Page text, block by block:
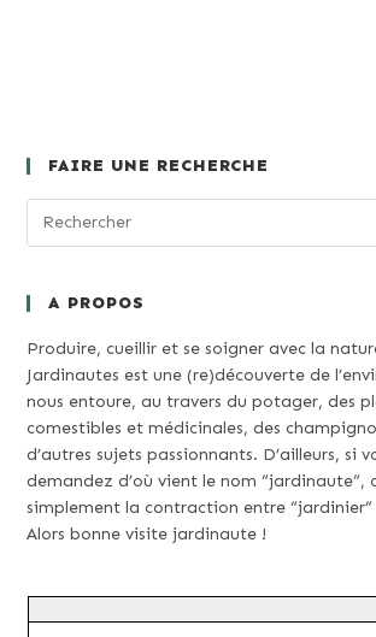
FAIRE UNE RECHERCHE
A PROPOS
Produire, cueillir et se soigner avec la
Jardinautes est une (re)découverte de
nous entoure, au travers du potager, des
comestibles et médicinales, des
d’autres sujets passionnants. D’ailleurs, si
demandez d’où vient le nom “jardinaute”,
simplement la contraction entre
Alors bonne visite jardinaute !